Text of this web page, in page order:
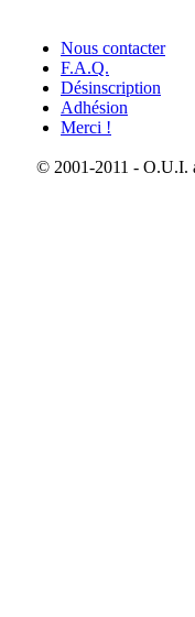
Nous contacter
F.A.Q.
Désinscription
Adhésion
Merci !
© 2001-2011 - O.U.I.